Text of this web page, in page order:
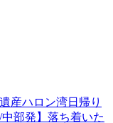
産ハロン湾日帰り
部発】落ち着いた